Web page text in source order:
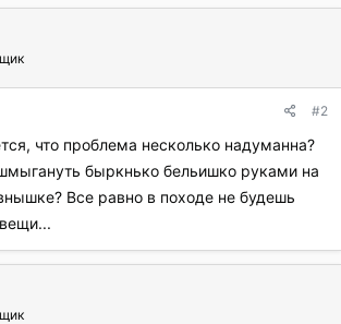
#2
что проблема несколько надуманна?
быркнько бельишко руками на
Все равно в походе не будешь